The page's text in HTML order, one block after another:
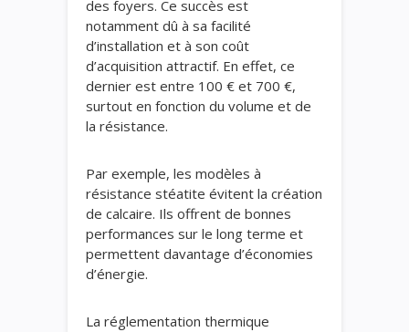
des foyers. Ce succès est
notamment dû à sa facilité
d’installation et à son coût
d’acquisition attractif. En effet, ce
dernier est entre 100 € et 700 €,
surtout en fonction du volume et de
la résistance.
Par exemple, les modèles à
résistance stéatite évitent la création
de calcaire. Ils offrent de bonnes
performances sur le long terme et
permettent davantage d’économies
d’énergie.
La réglementation thermique